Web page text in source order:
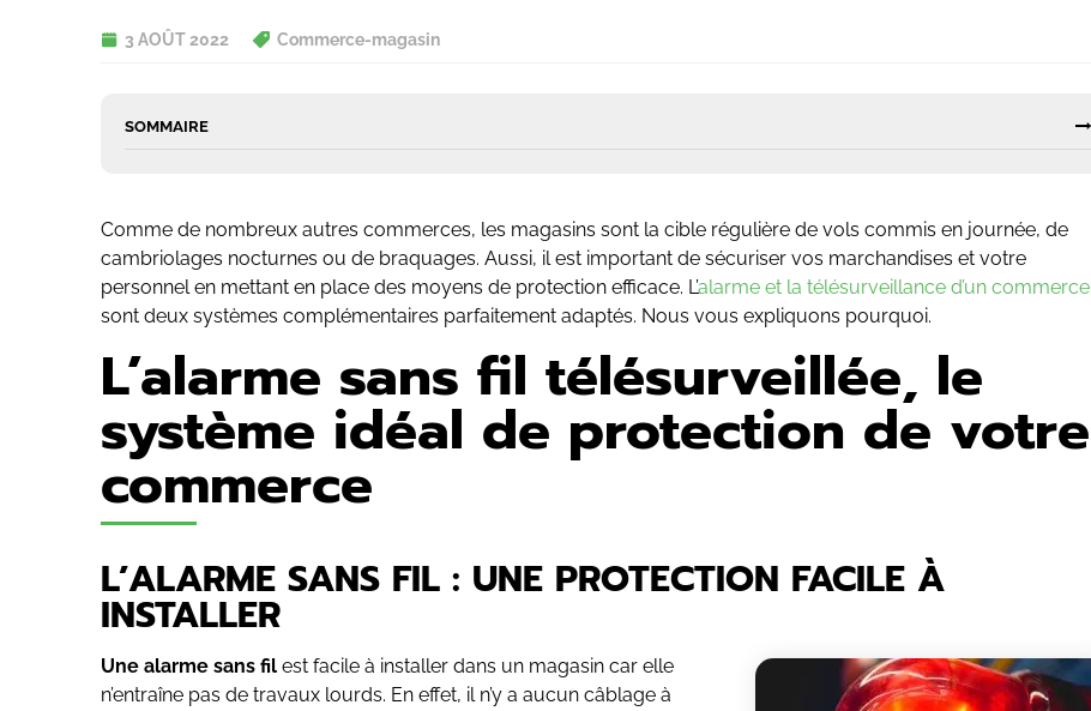
3 AOÛT 2022 Commerce-magasin
SOMMAIRE
Comme de nombreux autres commerces, les magasins sont la cible régulière de vols commis en journée, de
cambriolages nocturnes ou de braquages. Aussi, il est important de sécuriser vos marchandises et votre
personnel en mettant en place des moyens de protection efficace. L’alarme et la télésurveillance d’un commerce
sont deux systèmes complémentaires parfaitement adaptés. Nous vous expliquons pourquoi.
L’alarme sans fil télésurveillée, le
système idéal de protection de votre
commerce
L’ALARME SANS FIL : UNE PROTECTION FACILE À
INSTALLER
Une alarme sans filest facile à installer dans un magasin car elle
n’entraîne pas de travaux lourds. En effet, il n’y a aucun câblage à